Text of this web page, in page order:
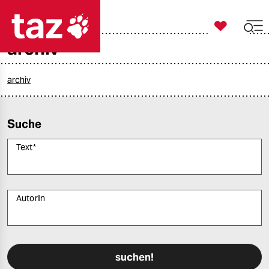
politik
gesellschaft
sport

taz zahl ich
archiv
archiv
Suche
Text*
AutorIn